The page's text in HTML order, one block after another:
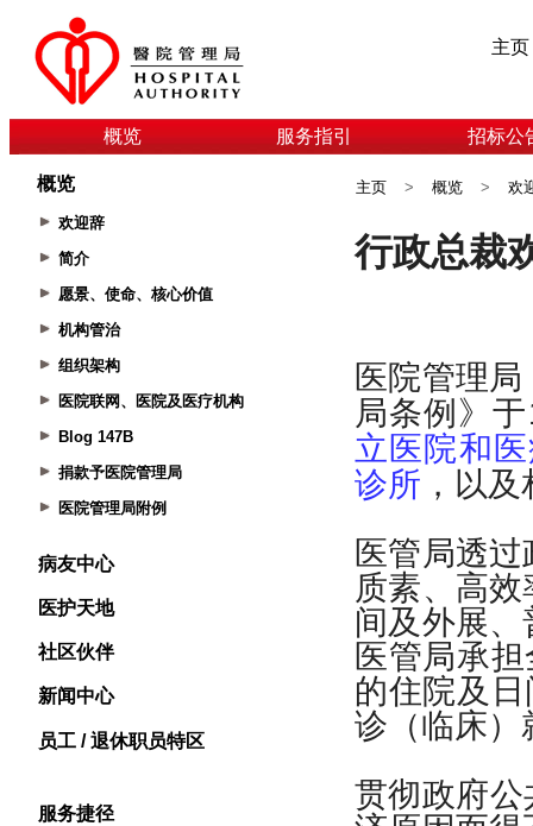
主页
概览 服务指引 招标公
概览
欢迎辞
简介
愿景、使命、核心价值
机构管治
组织架构
医院联网、医院及医疗机构
Blog 147B
捐款予医院管理局
医院管理局附例
病友中心
医护天地
社区伙伴
新闻中心
员工 / 退休职员特区
服务捷径
主页 > 概览 > 欢